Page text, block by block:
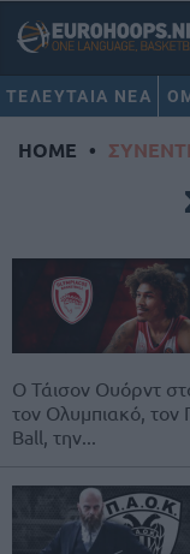
ΤΕΛΕΥΤΑΙΑ ΝΕΑ
HOME •
Ο Τάισον Ουόρντ
τον Ολυμπιακό,
Ball, την...